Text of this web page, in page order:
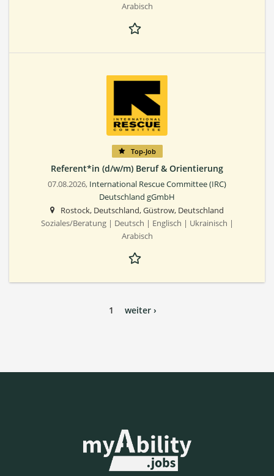
Arabisch
Top-Job
Referent*in (d/w/m) Beruf & Orientierung
07.08.2026, International Rescue Committee (IRC)
Deutschland gGmbH
Rostock, Deutschland, Güstrow, Deutschland
Soziales/Beratung | Deutsch | Englisch | Ukrainisch |
Arabisch
1 weiter ›